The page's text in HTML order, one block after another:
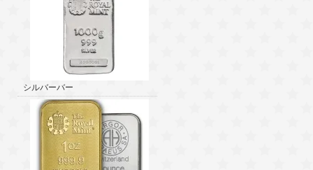
シルバーバー